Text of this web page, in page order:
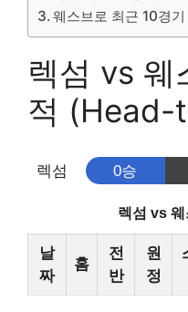
웨스브로 최근 10경기
렉섬 vs 웨
적 (Head-
렉섬 0승
렉섬 vs 웨
날
짜
홈
전
반
원
정